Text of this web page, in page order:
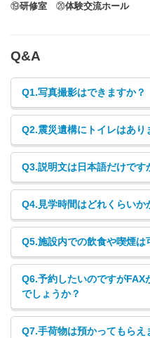
⑲研修室 ⑳体験交流ホール
Q&A
Q1.写真撮影はできますか？
Q2.震災遺構にトイレはあり
Q3.説明文は日本語だけです
Q4.見学時間はどれくらいか
Q5.施設内での飲食や喫煙は
Q6.予約したいのですがFAX
でしょうか？
Q7.手荷物は預かってもらえ